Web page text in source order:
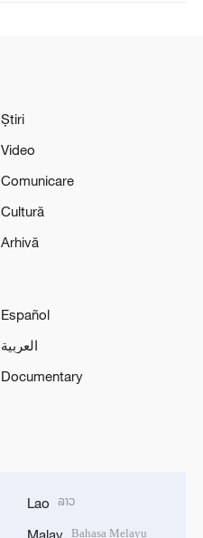
Știri
Video
Comunicare
Cultură
Arhivă
Español
العربية
Documentary
Lao ລາວ
Malay Bahasa Melayu